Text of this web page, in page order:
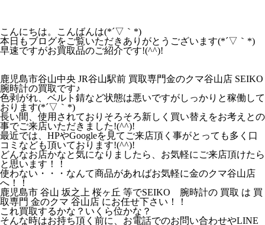
こんにちは。こんばんは(*´▽｀*)
本日もブログをご覧いただきありがとうございます(*´▽｀*)
早速ですがお買取品のご紹介です!(^^)!
鹿児島市谷山中央 JR谷山駅前 買取専門金のクマ谷山店 SEIKO
腕時計の買取です♪
色剥がれ、ベルト錆など状態は悪いですがしっかりと稼働して
おります(*´▽｀*)
長い間、使用されておりそろそろ新しく買い替えをお考えとの
事でご来店いただきました!(^^)!
最近では、HPやGoogleを見てご来店頂く事がとっても多く口
コミなども頂いております!(^^)!
どんなお店かなと気になりましたら、お気軽にご来店頂けたら
と思います！！
使わない・・・なんて商品があればお気軽に金のクマ谷山店
へ！！
鹿児島市 谷山 坂之上 桜ヶ丘 等でSEIKO 腕時計の 買取 は 買
取専門 金のクマ 谷山店 にお任せ下さい！！
これ買取するかな？いくら位かな？
そんな時はお持ち頂く前に、お電話でのお問い合わせやLINE